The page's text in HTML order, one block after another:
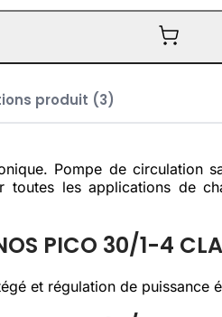
produit (3)
Pompe de circulation
les applications de
PICO 30/1-4
et régulation de puissance